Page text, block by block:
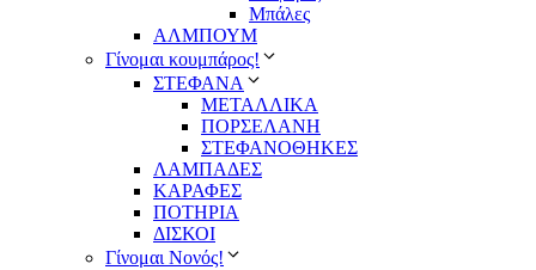
Μπάλες
ΑΛΜΠΟΥΜ
Γίνομαι κουμπάρος!
ΣΤΕΦΑΝΑ
ΜΕΤΑΛΛΙΚΑ
ΠΟΡΣΕΛΑΝΗ
ΣΤΕΦΑΝΟΘΗΚΕΣ
ΛΑΜΠΑΔΕΣ
ΚΑΡΑΦΕΣ
ΠΟΤΗΡΙΑ
ΔΙΣΚΟΙ
Γίνομαι Νονός!